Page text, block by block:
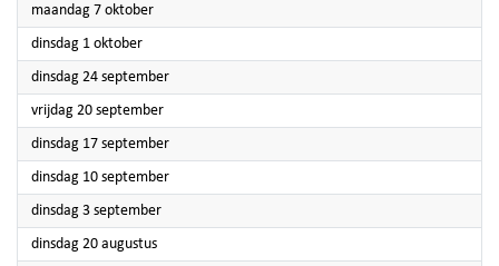
maandag 7 oktober2024
dinsdag 1 oktober2024
dinsdag 24 september2024
vrijdag 20 september2024
dinsdag 17 september2024
dinsdag 10 september2024
dinsdag 3 september2024
dinsdag 20 augustus2024